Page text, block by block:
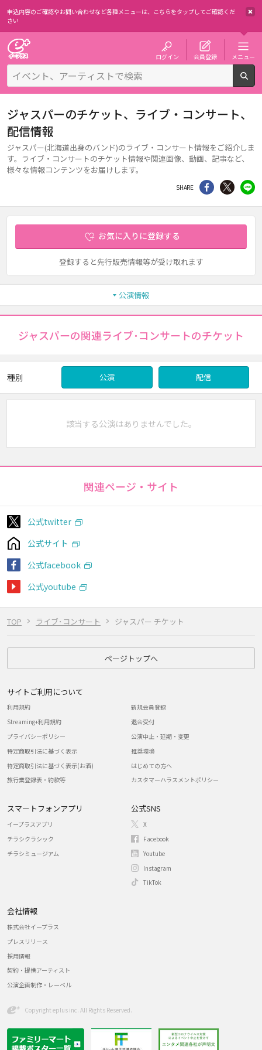
申込内容のご確認やお問い合わせなど各種メニューは、 こちらをタップしてご確認くだ
さい
ログイン 会員登録 メニュー
TOP ライブ･コンサート ジャスパー チケット
ジャスパーのチケット、ライブ・コンサート、
配信情報
ジャスパー(北海道出身のバンド)のライブ・コンサート情報をご紹介しま
す。ライブ・コンサートのチケット情報や関連画像、動画、記事など、
様々な情報コンテンツをお届けします。
SHARE シェア Twitter
お気に入りに登録する
登録すると先行販売情報等が受け取れます
公演情報
ジャスパーの関連ライブ･コンサートのチケット
種別 公演 配信
該当する公演はありませんでした。
関連ページ・サイト
公式twitter
公式サイト
公式facebook
公式youtube
ページトップへ
サイトご利用について
利用規約
Streaming+利用規約
プライバシーポリシー
特定商取引法に基づく表示
特定商取引法に基づく表示(お酒)
旅行業登録表・約款等
新規会員登録
退会受付
公演中止・延期・変更
推奨環境
はじめての方へ
カスタマーハラスメントポリシー
スマートフォンアプリ
イープラスアプリ
チラシクラシック
チラシミュージアム
公式SNS
X
Facebook
Youtube
Instagram
TikTok
会社情報
株式会社イープラス
プレスリリース
採用情報
契約・提携アーティスト
公演企画制作・レーベル
Copyright eplus inc. All Rights Reserved.